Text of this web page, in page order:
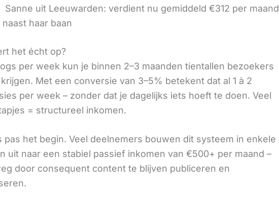
‍ Sanne uit Leeuwarden: verdient nu gemiddeld €312 per maand
naast haar baan
het écht op?
per week kun je binnen 2–3 maanden tientallen bezoekers
Met een conversie van 3–5% betekent dat al 1 à 2
per week – zonder dat je dagelijks iets hoeft te doen. Veel
= structureel inkomen.
pas het begin. Veel deelnemers bouwen dit systeem in enkele
uit naar een stabiel passief inkomen van €500+ per maand –
door consequent content te blijven publiceren en